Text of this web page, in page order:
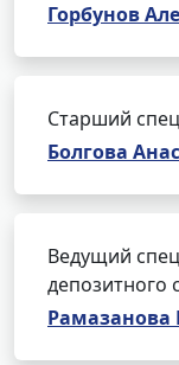
Горбунов
Старший
Болгова
Ведущий
депозитного
Рамазанова